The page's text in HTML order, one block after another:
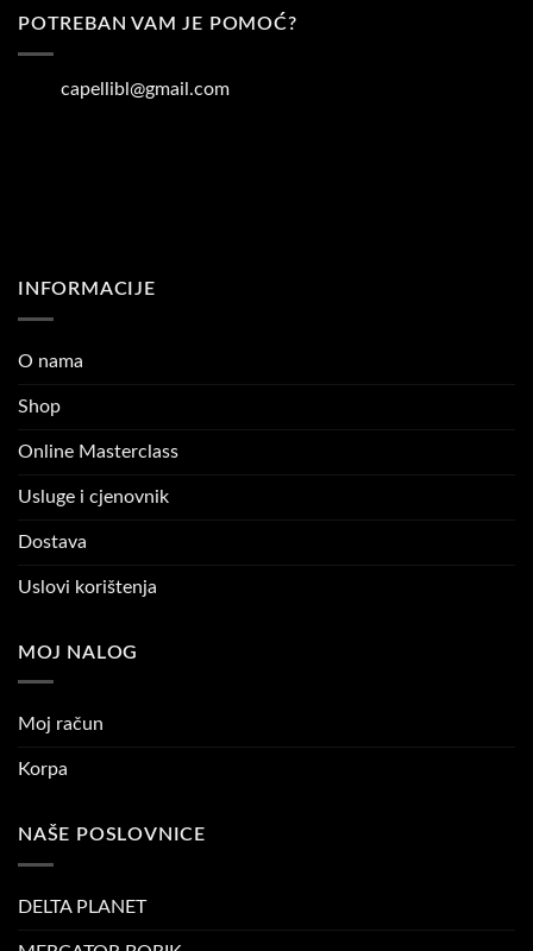
POTREBAN VAM JE POMOĆ?
capellibl@gmail.com
INFORMACIJE
O nama
Shop
Online Masterclass
Usluge i cjenovnik
Dostava
Uslovi korištenja
MOJ NALOG
Moj račun
Korpa
NAŠE POSLOVNICE
DELTA PLANET